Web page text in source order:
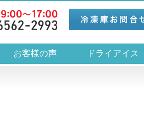
お客様の声 ドライアイス